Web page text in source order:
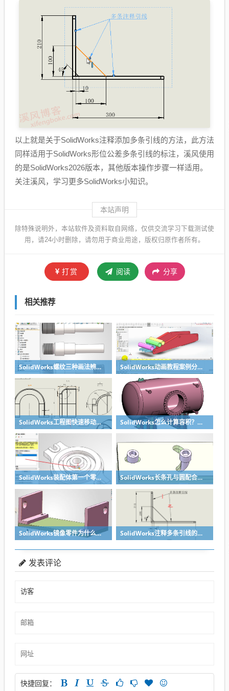
以上就是关于SolidWorks注释添加多条引线的方法，此方法
同样适用于SolidWorks形位公差多条引线的标注，溪风使用
的是SolidWorks2026版本，其他版本操作步骤一样适用。
关注溪风，学习更多SolidWorks小知识。
本站声明
除特殊说明外，本站软件及资料取自网络，仅供交流学习下载测试使
用，请24小时删除，请勿用于商业用途，版权归原作者所有。
打赏 阅读 分享
相关推荐
SolidWorks螺纹三种画法辨析异同：装饰螺纹线、螺柱向导、螺纹特征 SolidWorks动画教程案例分享之圆管分料动画，重力自然滑落
SolidWorks工程图快速移动视图位置技巧，溪风实战分享 SolidWorks怎么计算容积？容器的体积？
SolidWorks装配体第一个零件怎么固定到中心原点？90%的人一开始就做错了 SolidWorks长条孔与圆配合，槽口与圆配合超快方法
SolidWorks镜像零件为什么不对称？镜像命令使用详解 SolidWorks注释多条引线的方法步骤
发表评论
快捷回复：